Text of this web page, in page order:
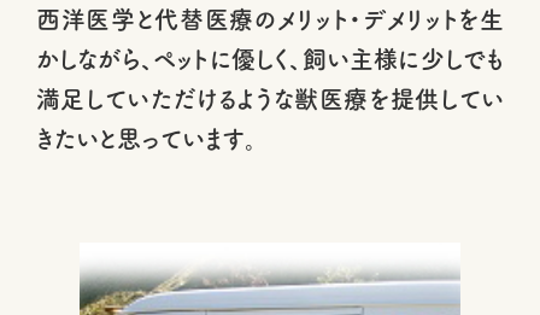
西洋医学と代替医療のメリット・デメリットを生
かしながら、ペットに優しく、飼い主様に少しでも
満足していただけるような獣医療を提供してい
きたいと思っています。